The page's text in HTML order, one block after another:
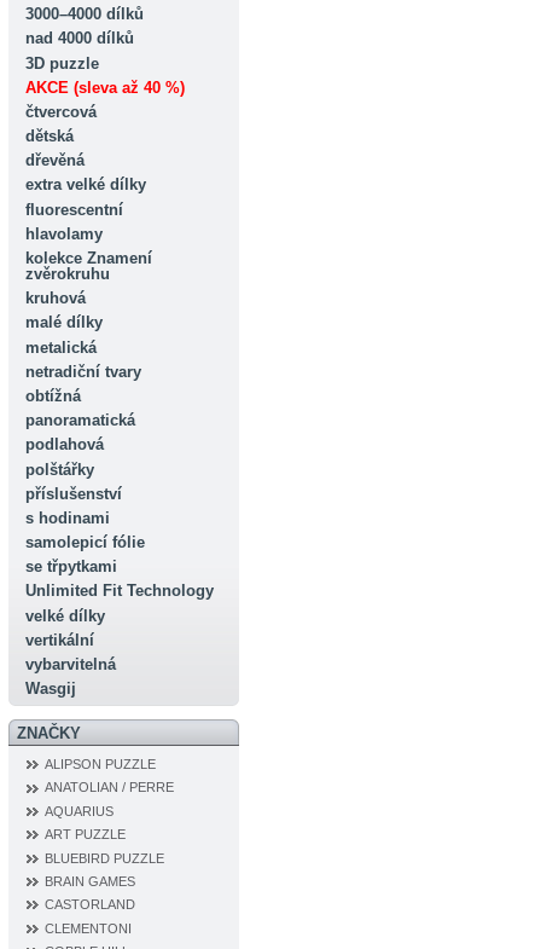
3000–4000 dílků
nad 4000 dílků
3D puzzle
AKCE (sleva až 40 %)
čtvercová
dětská
dřevěná
extra velké dílky
fluorescentní
hlavolamy
kolekce Znamení
zvěrokruhu
kruhová
malé dílky
metalická
netradiční tvary
obtížná
panoramatická
podlahová
polštářky
příslušenství
s hodinami
samolepicí fólie
se třpytkami
Unlimited Fit Technology
velké dílky
vertikální
vybarvitelná
Wasgij
ZNAČKY
ALIPSON PUZZLE
ANATOLIAN / PERRE
AQUARIUS
ART PUZZLE
BLUEBIRD PUZZLE
BRAIN GAMES
CASTORLAND
CLEMENTONI